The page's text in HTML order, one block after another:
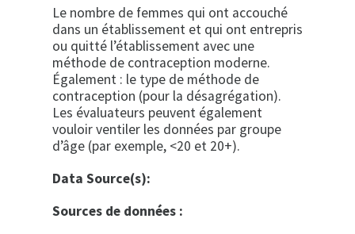
Le nombre de femmes qui ont accouché
dans un établissement et qui ont entrepris
ou quitté l’établissement avec une
méthode de contraception moderne.
Également : le type de méthode de
contraception (pour la désagrégation).
Les évaluateurs peuvent également
vouloir ventiler les données par groupe
d’âge (par exemple, <20 et 20+).
Data Source(s):
Sources de données :